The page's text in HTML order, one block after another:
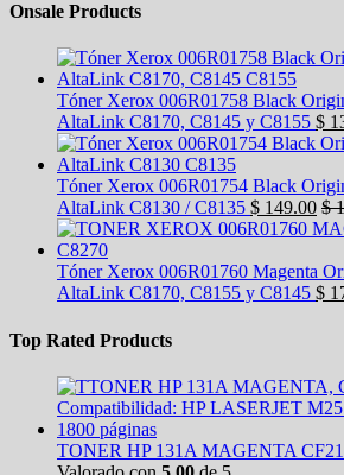
Onsale Products
Tóner Xerox 006R01758 Black
AltaLink C8170, C8145 y C8155 $
Tóner Xerox 006R01754 Black
AltaLink C8130 / C8135 $ 149.00 $
Tóner Xerox 006R01760 Magenta
AltaLink C8170, C8155 y C8145 $
Top Rated Products
TONER HP 131A MAGENTA